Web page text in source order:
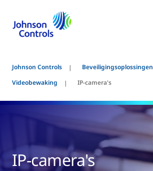
Johnson Controls
Beveiligingsoplossingen
Videobewaking
IP-camera's
IP-camera's